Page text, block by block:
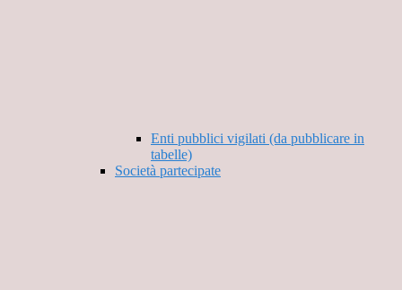
Enti pubblici vigilati (da pubblicare in
tabelle)
Società partecipate